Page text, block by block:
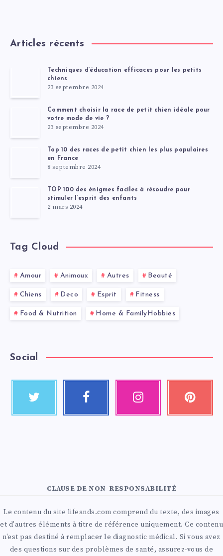
Articles récents
Techniques d’éducation efficaces pour les petits
chiens
23 septembre 2024
Comment choisir la race de petit chien idéale pour
votre mode de vie ?
23 septembre 2024
Top 10 des races de petit chien les plus populaires
en France
8 septembre 2024
TOP 100 des énigmes faciles à résoudre pour
stimuler l’esprit des enfants
2 mars 2024
Tag Cloud
Amour Animaux Autres Beauté
Chiens Deco Esprit Fitness
Food & Nutrition Home & FamilyHobbies
Social
CLAUSE DE NON-RESPONSABILITÉ
Le contenu du site lifeands.com comprend du texte, des images
et d'autres éléments à titre de référence uniquement. Ce contenu
n'est pas destiné à remplacer le diagnostic médical. Si vous avez
des questions sur des problèmes de santé, assurez-vous de